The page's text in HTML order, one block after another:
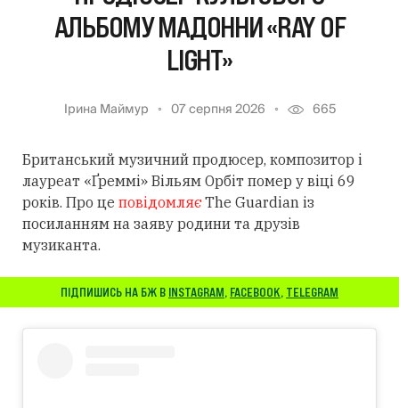
АЛЬБОМУ МАДОННИ «RAY OF
LIGHT»
Ірина Маймур 07 серпня 2026 665
Британський музичний продюсер, композитор і
лауреат «Ґреммі» Вільям Орбіт помер у віці 69
років. Про це повідомляєThe Guardian із
посиланням на заяву родини та друзів
музиканта.
ПІДПИШИСЬ НА БЖ В INSTAGRAM, FACEBOOK, TELEGRAM